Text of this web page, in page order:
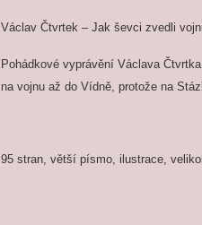
Václav Čtvrtek – Jak ševci zvedli
Pohádkové vyprávění Václava
na vojnu až do Vídně, protože na
95 stran, větší písmo, ilustrace,